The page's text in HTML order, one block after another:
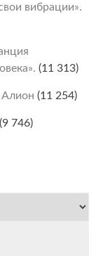
вибрации».
(11 313)
Алион (11 254)
(9 746)